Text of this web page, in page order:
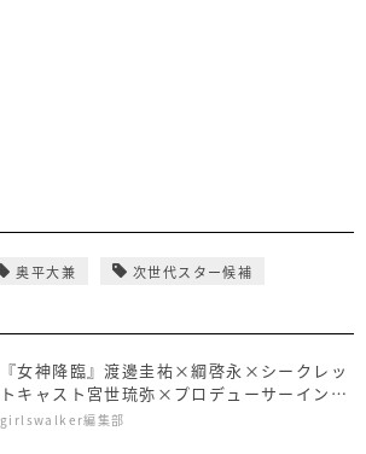
奥平大兼 次世代スター候補
『女神降臨』渡邊圭祐×綱啓永×シークレッ
トキャスト宮世琉弥×プロデューサーインタ
ビュー、共演の3人がやってみたい楽器っ
girlswalker編集部